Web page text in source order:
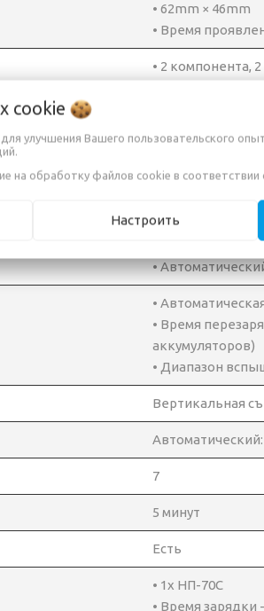
• 62mm × 46mm
• Время
• 2 компонента,
• Диапазон
ландшафтный
•
• Функция
•
• Длительная
•
•
• Время
аккумуляторов)
• Диапазон
Вертикальная
Автоматический:
7
5 минут
Есть
• 1х НП-70С
• Время зарядки
cookie
улучшения Вашего пользовательского
на обработку файлов cookie в соответствии
Настроить